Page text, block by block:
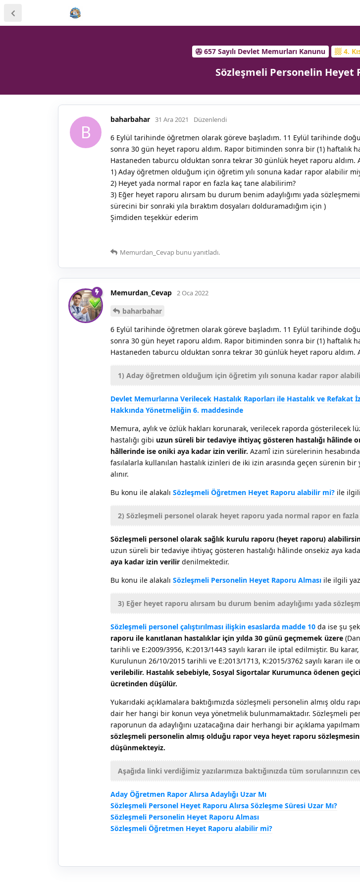
657 Sayılı Devlet Memurları Kanunu 4.
Sözleşmeli Personelin Heyet
B
baharbahar 31 Ara 2021 Düzenlendi
6 Eylül tarihinde öğretmen olarak göreve başladım. 11 Eylül tarihinde
sonra 30 gün heyet raporu aldım. Rapor bitiminden sonra bir (1) haftalık
Hastaneden taburcu olduktan sonra tekrar 30 günlük heyet raporu aldım.
1) Aday öğretmen olduğum için öğretim yılı sonuna kadar rapor alabilir
2) Heyet yada normal rapor en fazla kaç tane alabilirim?
3) Eğer heyet raporu alırsam bu durum benim adaylığımı yada
sürecini bir sonraki yıla bıraktım dosyaları dolduramadığım için )
Şimdiden teşekkür ederim
Memurdan_Cevap bunu yanıtladı.
Memurdan_Cevap 2 Oca 2022
baharbahar
6 Eylül tarihinde öğretmen olarak göreve başladım. 11 Eylül tarihinde
sonra 30 gün heyet raporu aldım. Rapor bitiminden sonra bir (1) haftalık
Hastaneden taburcu olduktan sonra tekrar 30 günlük heyet raporu aldım.
1) Aday öğretmen olduğum için öğretim yılı sonuna kadar rapor
Devlet Memurlarına Verilecek Hastalık Raporları ile Hastalık ve Refakat
Hakkında Yönetmeliğin 6. maddesinde
Memura, aylık ve özlük hakları korunarak, verilecek raporda gösterilecek
hastalığı gibi uzun süreli bir tedaviye ihtiyaç gösteren hastalığı hâlinde
hâllerinde ise oniki aya kadar izin verilir. Azamî izin sürelerinin
fasılalarla kullanılan hastalık izinleri de iki izin arasında geçen sürenin bir
alınır.
Bu konu ile alakalı Sözleşmeli Öğretmen Heyet Raporu alabilir mi? ile
2) Sözleşmeli personel olarak heyet raporu yada normal rapor en
Sözleşmeli personel olarak sağlık kurulu raporu (heyet raporu)
uzun süreli bir tedaviye ihtiyaç gösteren hastalığı hâlinde onsekiz aya
aya kadar izin verilir denilmektedir.
Bu konu ile alakalı Sözleşmeli Personelin Heyet Raporu Alması ile ilgili
3) Eğer heyet raporu alırsam bu durum benim adaylığımı yada
Sözleşmeli personel çalıştırılması ilişkin esaslarda madde 10 da ise şu
raporu ile kanıtlanan hastalıklar için yılda 30 günü geçmemek üzere
tarihli ve E:2009/3956, K:2013/1443 sayılı kararı ile iptal edilmiştir. Bu
Kurulunun 26/10/2015 tarihli ve E:2013/1713, K:2015/3762 sayılı kararı ile
verilebilir. Hastalık sebebiyle, Sosyal Sigortalar Kurumunca ödenen
ücretinden düşülür.
Yukarıdaki açıklamalara baktığımızda sözleşmeli personelin almış oldu
dair her hangi bir konun veya yönetmelik bulunmamaktadır. Sözleşmeli
raporunun da adaylığını uzatacağına dair herhangi bir açıklama
sözleşmeli personelin almış olduğu rapor veya heyet raporu
düşünmekteyiz.
Aşağıda linki verdiğimiz yazılarımıza baktığınızda tüm sorularınızın
Aday Öğretmen Rapor Alırsa Adaylığı Uzar Mı
Sözleşmeli Personel Heyet Raporu Alırsa Sözleşme Süresi Uzar Mı?
Sözleşmeli Personelin Heyet Raporu Alması
Sözleşmeli Öğretmen Heyet Raporu alabilir mi?